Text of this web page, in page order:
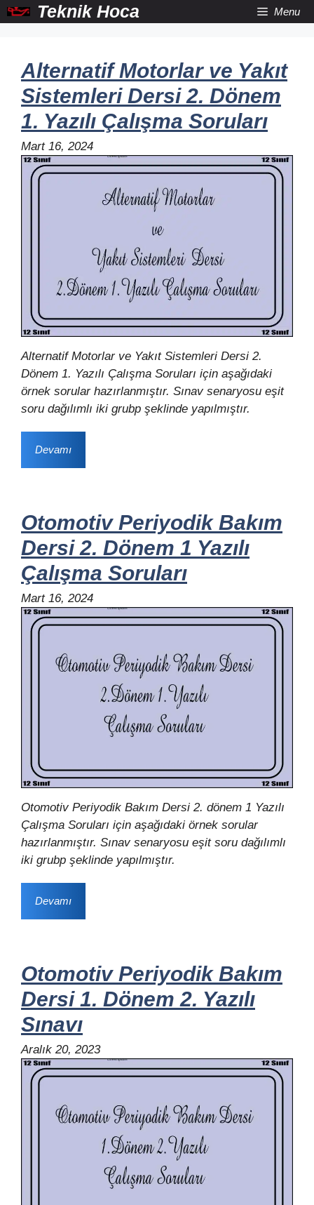
İçeriğe
atla
Teknik Hoca Menu
Alternatif Motorlar ve Yakıt
Sistemleri Dersi 2. Dönem
1. Yazılı Çalışma Soruları
Mart 16, 2024
Alternatif Motorlar ve Yakıt Sistemleri Dersi 2.
Dönem 1. Yazılı Çalışma Soruları için aşağıdaki
örnek sorular hazırlanmıştır. Sınav senaryosu eşit
soru dağılımlı iki grubp şeklinde yapılmıştır.
Devamı
Otomotiv Periyodik Bakım
Dersi 2. Dönem 1 Yazılı
Çalışma Soruları
Mart 16, 2024
Otomotiv Periyodik Bakım Dersi 2. dönem 1 Yazılı
Çalışma Soruları için aşağıdaki örnek sorular
hazırlanmıştır. Sınav senaryosu eşit soru dağılımlı
iki grubp şeklinde yapılmıştır.
Devamı
Otomotiv Periyodik Bakım
Dersi 1. Dönem 2. Yazılı
Sınavı
Aralık 20, 2023